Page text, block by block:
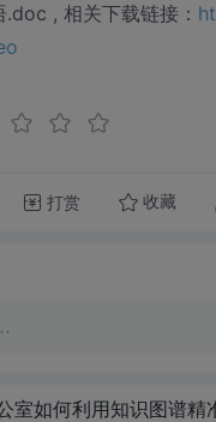
, 相关下载链接：
打赏 收藏
室如何利用知识图谱精